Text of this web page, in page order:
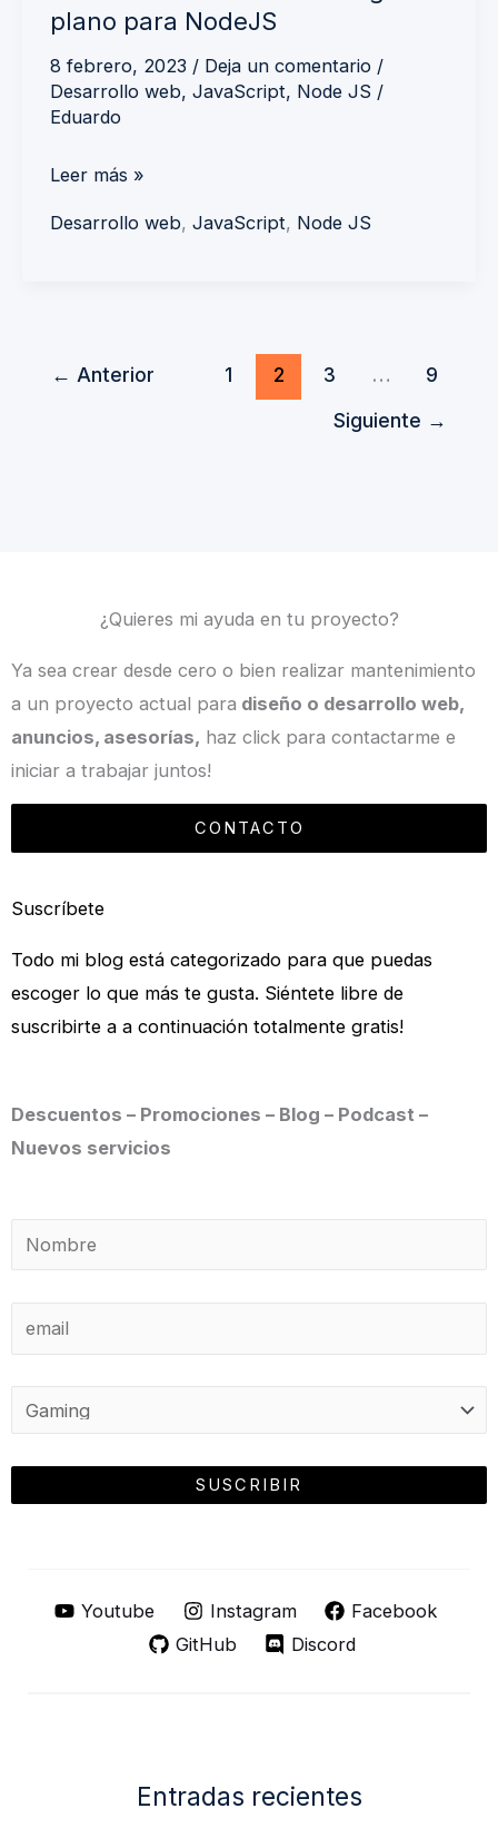
plano para NodeJS
8 febrero, 2023 / Deja un comentario /
Desarrollo web, JavaScript, Node JS /
Eduardo
Leer más »
Desarrollo web, JavaScript, Node JS
← Anterior 1 2 3 …
9
Siguiente →
¿Quieres mi ayuda en tu proyecto?
Ya sea crear desde cero o bien realizar mantenimiento
a un proyecto actual para diseño o desarrollo web,
anuncios, asesorías, haz click para contactarme e
iniciar a trabajar juntos!
CONTACTO
Suscríbete
Todo mi blog está categorizado para que puedas
escoger lo que más te gusta. Siéntete libre de
suscribirte a a continuación totalmente gratis!
Descuentos – Promociones – Blog – Podcast –
Nuevos servicios
Youtube Instagram
Facebook
GitHub
Discord
Entradas recientes